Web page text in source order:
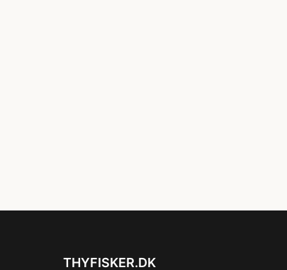
THYFISKER.DK